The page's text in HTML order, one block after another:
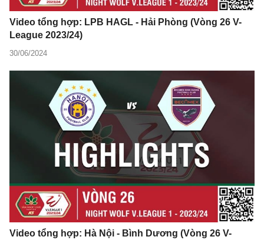
Video tổng hợp: LPB HAGL - Hải Phòng (Vòng 26 V-
League 2023/24)
30/06/2024
Video tổng hợp: Hà Nội - Bình Dương (Vòng 26 V-